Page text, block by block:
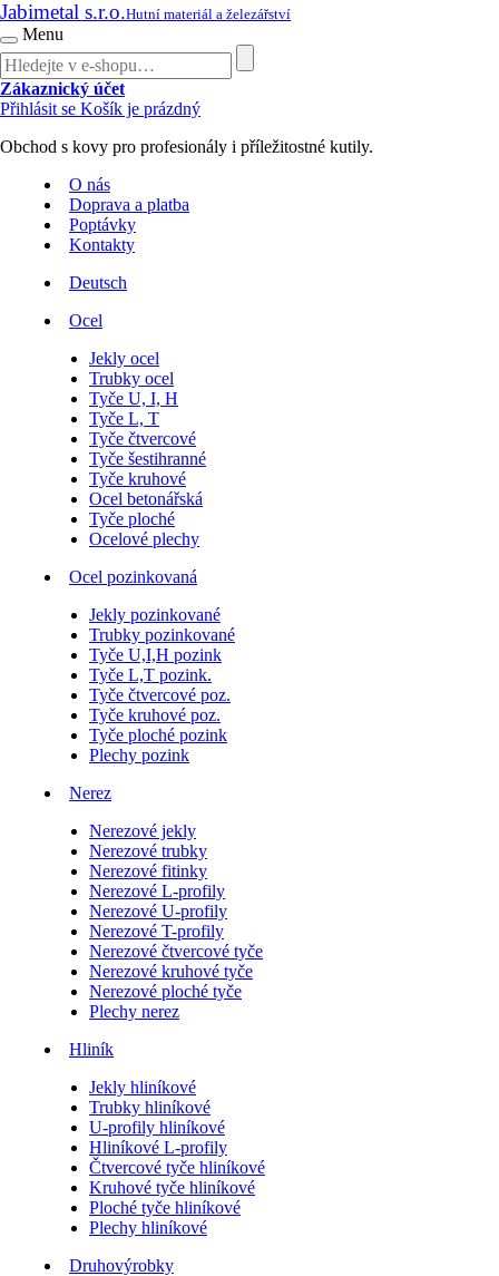
Jabimetal s.r.o.Hutní materiál a železářství
Menu
Zákaznický účet
Přihlásit se Košík je prázdný
Obchod s kovy pro profesionály i příležitostné kutily.
O nás
Doprava a platba
Poptávky
Kontakty
Deutsch
Ocel
Jekly ocel
Trubky ocel
Tyče U, I, H
Tyče L, T
Tyče čtvercové
Tyče šestihranné
Tyče kruhové
Ocel betonářská
Tyče ploché
Ocelové plechy
Ocel pozinkovaná
Jekly pozinkované
Trubky pozinkované
Tyče U,I,H pozink
Tyče L,T pozink.
Tyče čtvercové poz.
Tyče kruhové poz.
Tyče ploché pozink
Plechy pozink
Nerez
Nerezové jekly
Nerezové trubky
Nerezové fitinky
Nerezové L-profily
Nerezové U-profily
Nerezové T-profily
Nerezové čtvercové tyče
Nerezové kruhové tyče
Nerezové ploché tyče
Plechy nerez
Hliník
Jekly hliníkové
Trubky hliníkové
U-profily hliníkové
Hliníkové L-profily
Čtvercové tyče hliníkové
Kruhové tyče hliníkové
Ploché tyče hliníkové
Plechy hliníkové
Druhovýrobky